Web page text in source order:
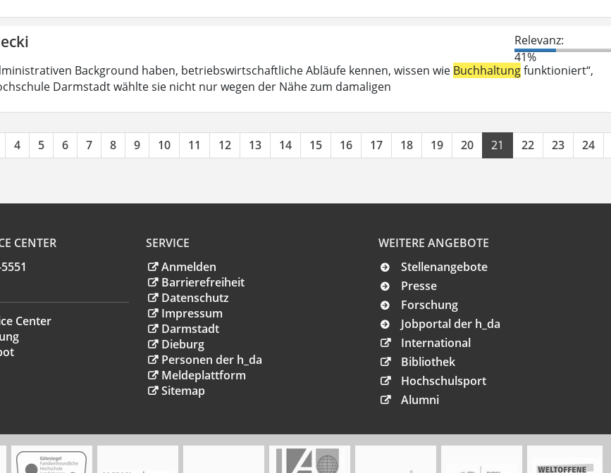
Relevanz:
41%
Background haben, betriebswirtschaftliche Abläufe kennen, wissen wie Buchhaltungfunktioniert“,
Darmstadt wählte sie nicht nur wegen der Nähe zum damaligen
4 5 6 7 8 9 10 11 12 13 14 15 16 17 18 19 20 21 22 23 24
CENTER
Center
SERVICE
Anmelden
Barrierefreiheit
Datenschutz
Impressum
Darmstadt
Dieburg
Personen der h_da
Meldeplattform
Sitemap
WEITERE ANGEBOTE
Stellenangebote
Presse
Forschung
Jobportal der h_da
International
Bibliothek
Hochschulsport
Alumni